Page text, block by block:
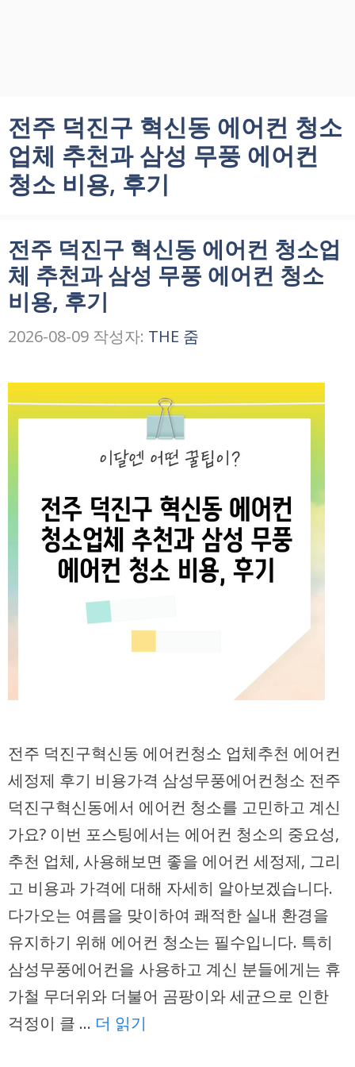
전주 덕진구 혁신동 에어컨 청소
업체 추천과 삼성 무풍 에어컨
청소 비용, 후기
전주 덕진구 혁신동 에어컨 청소업
체 추천과 삼성 무풍 에어컨 청소
비용, 후기
2026-08-09 작성자: THE 줌
전주 덕진구혁신동 에어컨청소 업체추천 에어컨
세정제 후기 비용가격 삼성무풍에어컨청소 전주
덕진구혁신동에서 에어컨 청소를 고민하고 계신
가요? 이번 포스팅에서는 에어컨 청소의 중요성,
추천 업체, 사용해보면 좋을 에어컨 세정제, 그리
고 비용과 가격에 대해 자세히 알아보겠습니다.
다가오는 여름을 맞이하여 쾌적한 실내 환경을
유지하기 위해 에어컨 청소는 필수입니다. 특히
삼성무풍에어컨을 사용하고 계신 분들에게는 휴
가철 무더위와 더불어 곰팡이와 세균으로 인한
걱정이 클 … 더 읽기